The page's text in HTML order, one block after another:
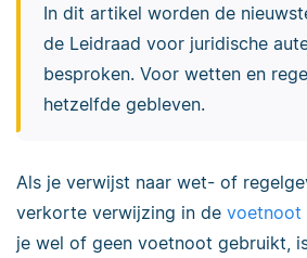
In dit artikel worden de
de Leidraad voor juridische
besproken. Voor wetten en
hetzelfde gebleven.
Als je verwijst naar wet- of
verkorte verwijzing in de voetnoot
je wel of geen voetnoot gebruikt,